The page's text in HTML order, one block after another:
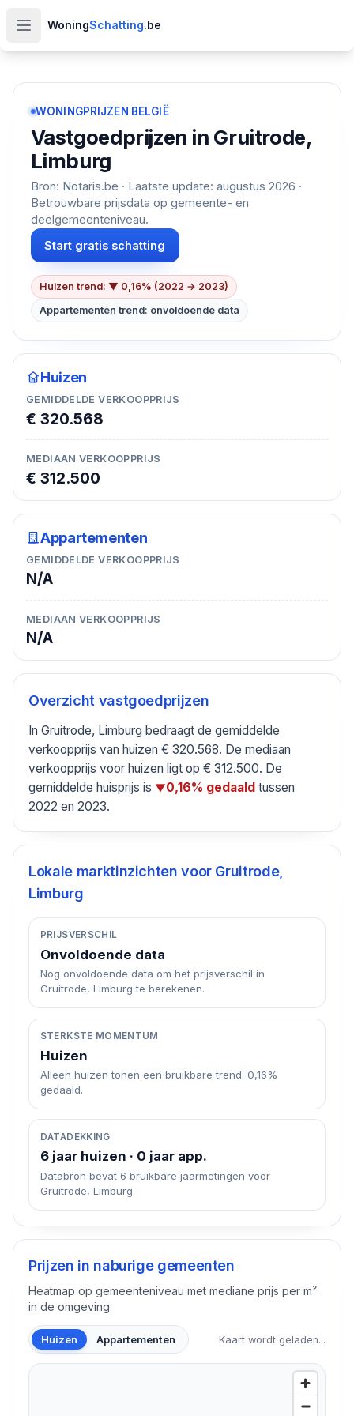
Open hoofdmenu
WoningSchatting.be
WONINGPRIJZEN BELGIË
Vastgoedprijzen in Gruitrode,
Limburg
Bron: Notaris.be · Laatste update: augustus 2026 ·
Betrouwbare prijsdata op gemeente- en
deelgemeenteniveau.
Start gratis schatting
Huizen trend: ▼ 0,16% (2022 → 2023)
Appartementen trend: onvoldoende data
Huizen
GEMIDDELDE VERKOOPPRIJS
€ 320.568
MEDIAAN VERKOOPPRIJS
€ 312.500
Appartementen
GEMIDDELDE VERKOOPPRIJS
N/A
MEDIAAN VERKOOPPRIJS
N/A
Overzicht vastgoedprijzen
In Gruitrode, Limburg bedraagt de gemiddelde
verkoopprijs van huizen € 320.568. De mediaan
verkoopprijs voor huizen ligt op € 312.500. De
gemiddelde huisprijs is ▼0,16% gedaald tussen
2022 en 2023.
Lokale marktinzichten voor Gruitrode,
Limburg
PRIJSVERSCHIL
Onvoldoende data
Nog onvoldoende data om het prijsverschil in
Gruitrode, Limburg te berekenen.
STERKSTE MOMENTUM
Huizen
Alleen huizen tonen een bruikbare trend: 0,16%
gedaald.
DATADEKKING
6 jaar huizen · 0 jaar app.
Databron bevat 6 bruikbare jaarmetingen voor
Gruitrode, Limburg.
Prijzen in naburige gemeenten
Heatmap op gemeenteniveau met mediane prijs per m²
in de omgeving.
Huizen Appartementen Kaart wordt geladen...